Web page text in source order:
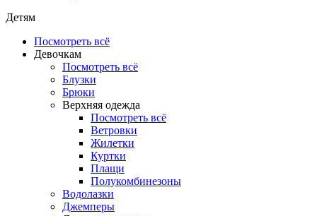
Детям
Посмотреть всё
Девочкам
Посмотреть всё
Блузки
Брюки
Верхняя одежда
Посмотреть всё
Ветровки
Жилетки
Куртки
Плащи
Полукомбинезоны
Водолазки
Джемперы